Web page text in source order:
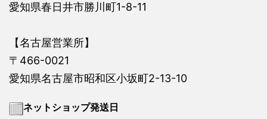
愛知県春日井市勝川町1-8-11
【名古屋営業所】
〒466-0021
愛知県名古屋市昭和区小坂町2-13-10
ネットショップ発送日